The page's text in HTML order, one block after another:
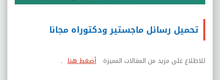
تحميل رسائل ماجستير ودكتوراه مجانا
للاطلاع على مزيد من المقالات المميزة أضغط هنا .